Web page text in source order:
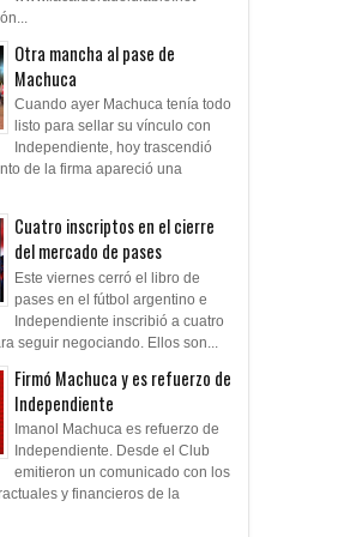
Otra mancha al pase de
Machuca
Cuando ayer Machuca tenía todo
listo para sellar su vínculo con
Independiente, hoy trascendió
de la firma apareció una
Cuatro inscriptos en el cierre
del mercado de pases
Este viernes cerró el libro de
pases en el fútbol argentino e
Independiente inscribió a cuatro
seguir negociando. Ellos son...
Firmó Machuca y es refuerzo de
Independiente
Imanol Machuca es refuerzo de
Independiente. Desde el Club
emitieron un comunicado con los
y financieros de la